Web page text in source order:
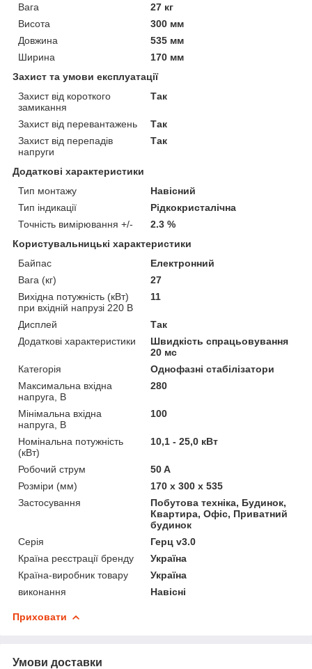
Вага
27 кг
Висота
300 мм
Довжина
535 мм
Ширина
170 мм
Захист та умови експлуатації
Захист від короткого
замикання
Так
Захист від перевантажень
Так
Захист від перепадів
напруги
Так
Додаткові характеристики
Тип монтажу
Навісний
Тип індикації
Рідкокристалічна
Точність вимірювання +/-
2.3 %
Користувальницькі характеристики
Байпас
Електронний
Вага (кг)
27
Вихідна потужність (кВт)
при вхідній напрузі 220 В
11
Дисплей
Так
Додаткові характеристики
Швидкість спрацьовування
20 мс
Категорія
Однофазні стабілізатори
Максимальна вхідна
напруга, В
280
Мінімальна вхідна
напруга, В
100
Номінальна потужність
(кВт)
10,1 - 25,0 кВт
Робочий струм
50 A
Розміри (мм)
170 x 300 x 535
Застосування
Побутова техніка, Будинок,
Квартира, Офіс, Приватний
будинок
Серія
Герц v3.0
Країна реєстрації бренду
Україна
Країна-виробник товару
Україна
виконання
Навісні
Приховати
Умови доставки